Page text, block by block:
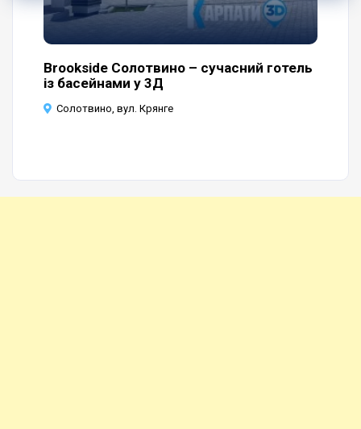
Brookside Солотвино – сучасний готель
із басейнами у 3Д
Солотвино, вул. Крянге